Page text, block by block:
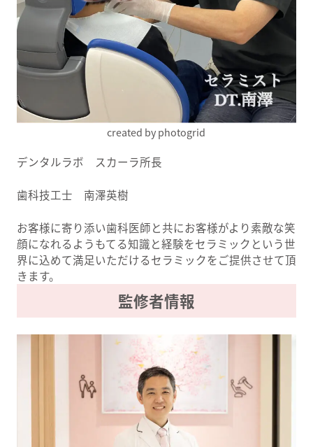
created by photogrid
デンタルラボ スカーラ所長
歯科技工士 南澤英樹
お客様に寄り添い歯科医師と共にお客様がより素敵な笑
顔になれるようもてる知識と経験をセラミックという世
界に込めて満足いただけるセラミックをご提供させて頂
きます。
監修者情報